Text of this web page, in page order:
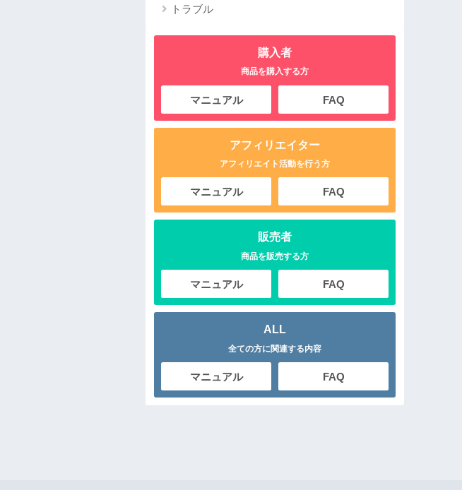
トラブル
購入者
商品を購入する方
マニュアル FAQ
アフィリエイター
アフィリエイト活動を行う方
マニュアル FAQ
販売者
商品を販売する方
マニュアル FAQ
ALL
全ての方に関連する内容
マニュアル FAQ